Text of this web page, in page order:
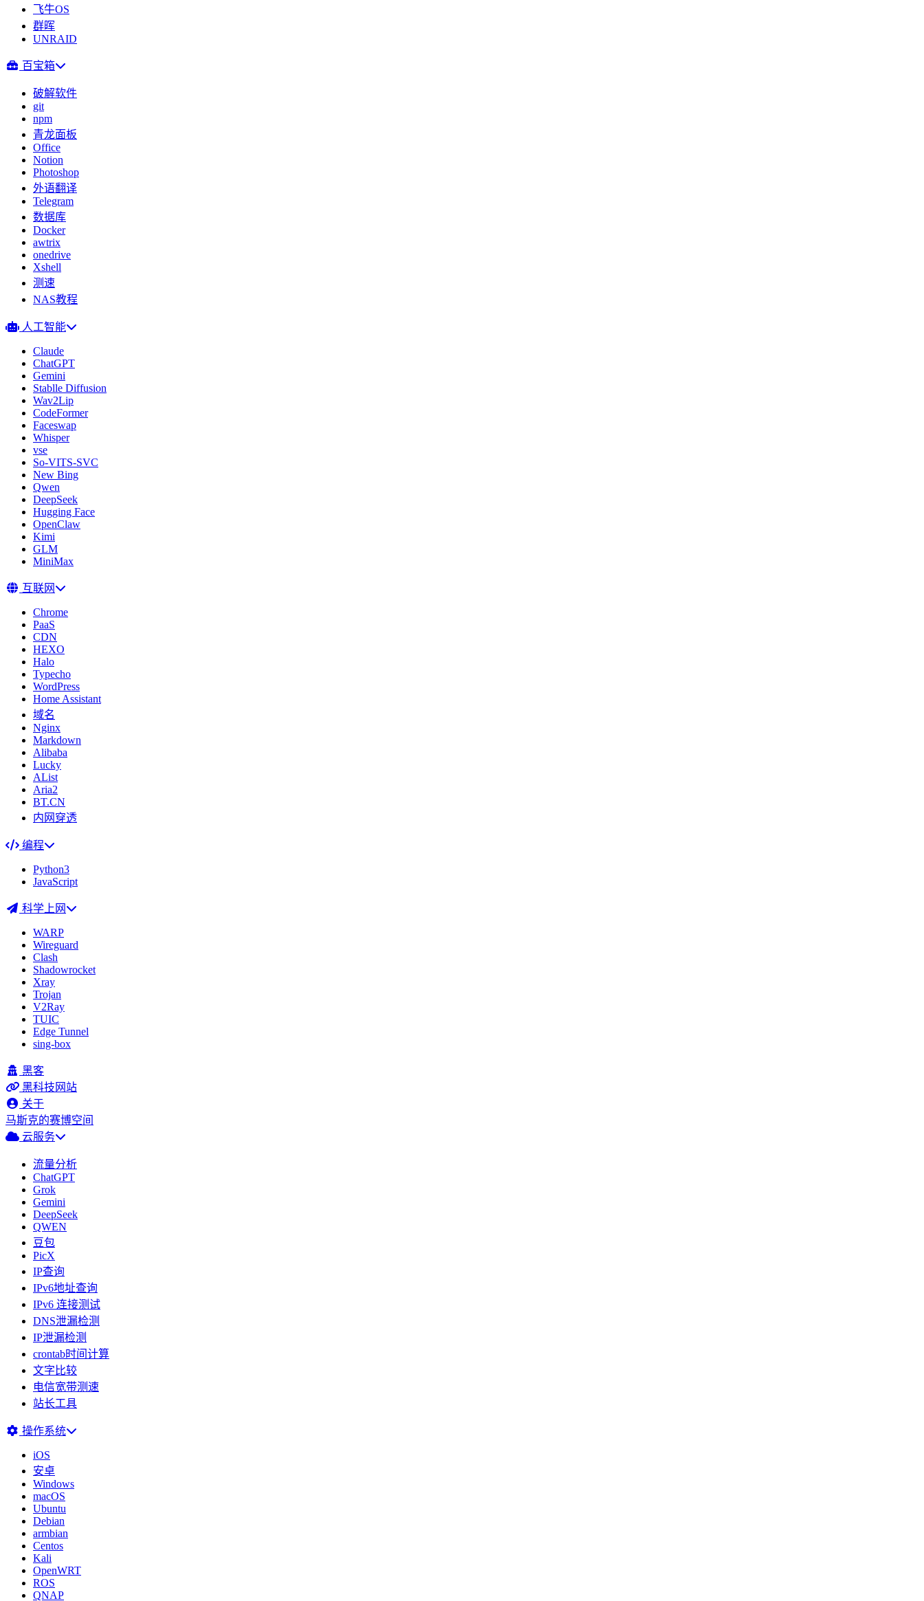
飞牛OS
群晖
UNRAID
百宝箱
破解软件
git
npm
青龙面板
Office
Notion
Photoshop
外语翻译
Telegram
数据库
Docker
awtrix
onedrive
Xshell
测速
NAS教程
人工智能
Claude
ChatGPT
Gemini
Stablle Diffusion
Wav2Lip
CodeFormer
Faceswap
Whisper
vse
So-VITS-SVC
New Bing
Qwen
DeepSeek
Hugging Face
OpenClaw
Kimi
GLM
MiniMax
互联网
Chrome
PaaS
CDN
HEXO
Halo
Typecho
WordPress
Home Assistant
域名
Nginx
Markdown
Alibaba
Lucky
AList
Aria2
BT.CN
内网穿透
编程
Python3
JavaScript
科学上网
WARP
Wireguard
Clash
Shadowrocket
Xray
Trojan
V2Ray
TUIC
Edge Tunnel
sing-box
黑客
黑科技网站
关于
马斯克的赛博空间
云服务
流量分析
ChatGPT
Grok
Gemini
DeepSeek
QWEN
豆包
PicX
IP查询
IPv6地址查询
IPv6 连接测试
DNS泄漏检测
IP泄漏检测
crontab时间计算
文字比较
电信宽带测速
站长工具
操作系统
iOS
安卓
Windows
macOS
Ubuntu
Debian
armbian
Centos
Kali
OpenWRT
ROS
QNAP